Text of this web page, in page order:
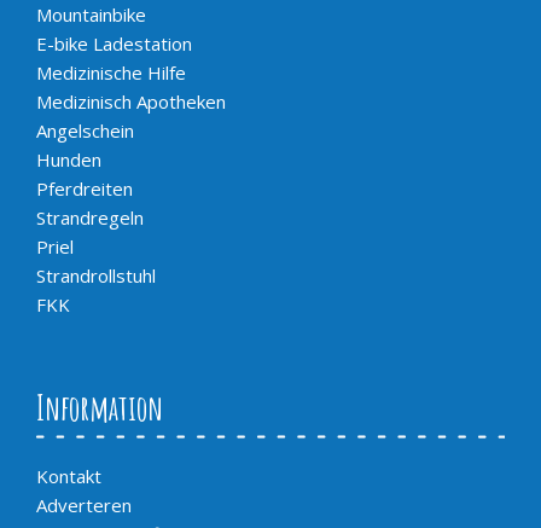
Mountainbike
E-bike Ladestation
Medizinische Hilfe
Medizinisch Apotheken
Angelschein
Hunden
Pferdreiten
Strandregeln
Priel
Strandrollstuhl
FKK
Information
Kontakt
Adverteren